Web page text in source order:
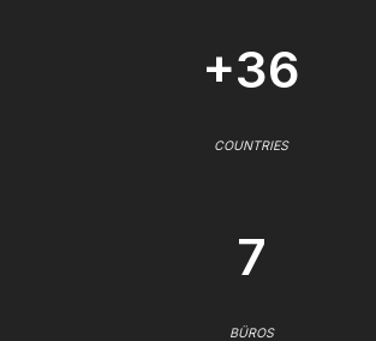
+36
COUNTRIES
7
BÜROS